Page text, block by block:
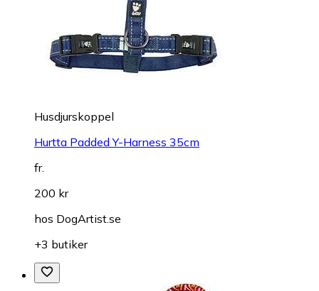
Husdjurskoppel
Hurtta Padded Y-Harness 35cm
fr.
200 kr
hos DogArtist.se
+3 butiker